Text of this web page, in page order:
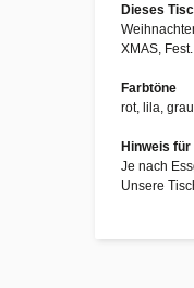
Dieses
XMAS,
Farbtöne
rot, lila,
Hinweis
Je nach
Unsere